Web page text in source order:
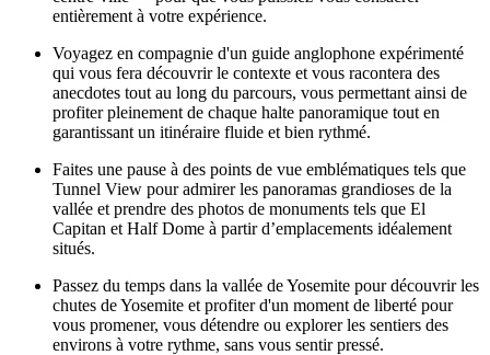
entièrement à votre expérience.
Voyagez en compagnie d'un guide anglophone expérimenté
qui vous fera découvrir le contexte et vous racontera des
anecdotes tout au long du parcours, vous permettant ainsi de
profiter pleinement de chaque halte panoramique tout en
garantissant un itinéraire fluide et bien rythmé.
Faites une pause à des points de vue emblématiques tels que
Tunnel View pour admirer les panoramas grandioses de la
vallée et prendre des photos de monuments tels que El
Capitan et Half Dome à partir d’emplacements idéalement
situés.
Passez du temps dans la vallée de Yosemite pour découvrir les
chutes de Yosemite et profiter d'un moment de liberté pour
vous promener, vous détendre ou explorer les sentiers des
environs à votre rythme, sans vous sentir pressé.